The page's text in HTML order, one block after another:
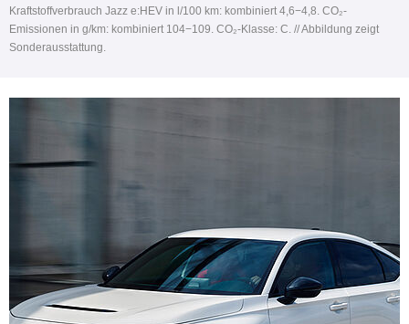
Kraftstoffverbrauch Jazz e:HEV in l/100 km: kombiniert 4,6−4,8. CO₂-
Emissionen in g/km: kombiniert 104−109. CO₂-Klasse: C. // Abbildung zeigt
Sonderausstattung.